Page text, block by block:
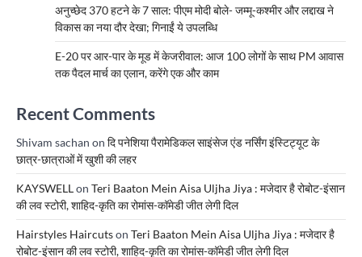
अनुच्छेद 370 हटने के 7 साल: पीएम मोदी बोले- जम्मू-कश्मीर और लद्दाख ने
विकास का नया दौर देखा; गिनाईं ये उपलब्धि
E-20 पर आर-पार के मूड में केजरीवाल: आज 100 लोगों के साथ PM आवास
तक पैदल मार्च का एलान, करेंगे एक और काम
Recent Comments
Shivam sachan on दि पनेशिया पैरामेडिकल साइंसेज एंड नर्सिंग इंस्टिट्यूट के
छात्र-छात्राओं में खुशी की लहर
KAYSWELLon Teri Baaton Mein Aisa Uljha Jiya : मजेदार है रोबोट-इंसान
की लव स्टोरी, शाहिद-कृति का रोमांस-कॉमेडी जीत लेगी दिल
Hairstyles Haircutson Teri Baaton Mein Aisa Uljha Jiya : मजेदार है
रोबोट-इंसान की लव स्टोरी, शाहिद-कृति का रोमांस-कॉमेडी जीत लेगी दिल